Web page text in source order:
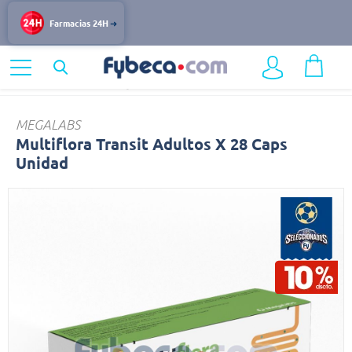
Farmacias 24H
Digestivo
MEGALABS
Multiflora Transit Adultos X 28 Caps
Unidad